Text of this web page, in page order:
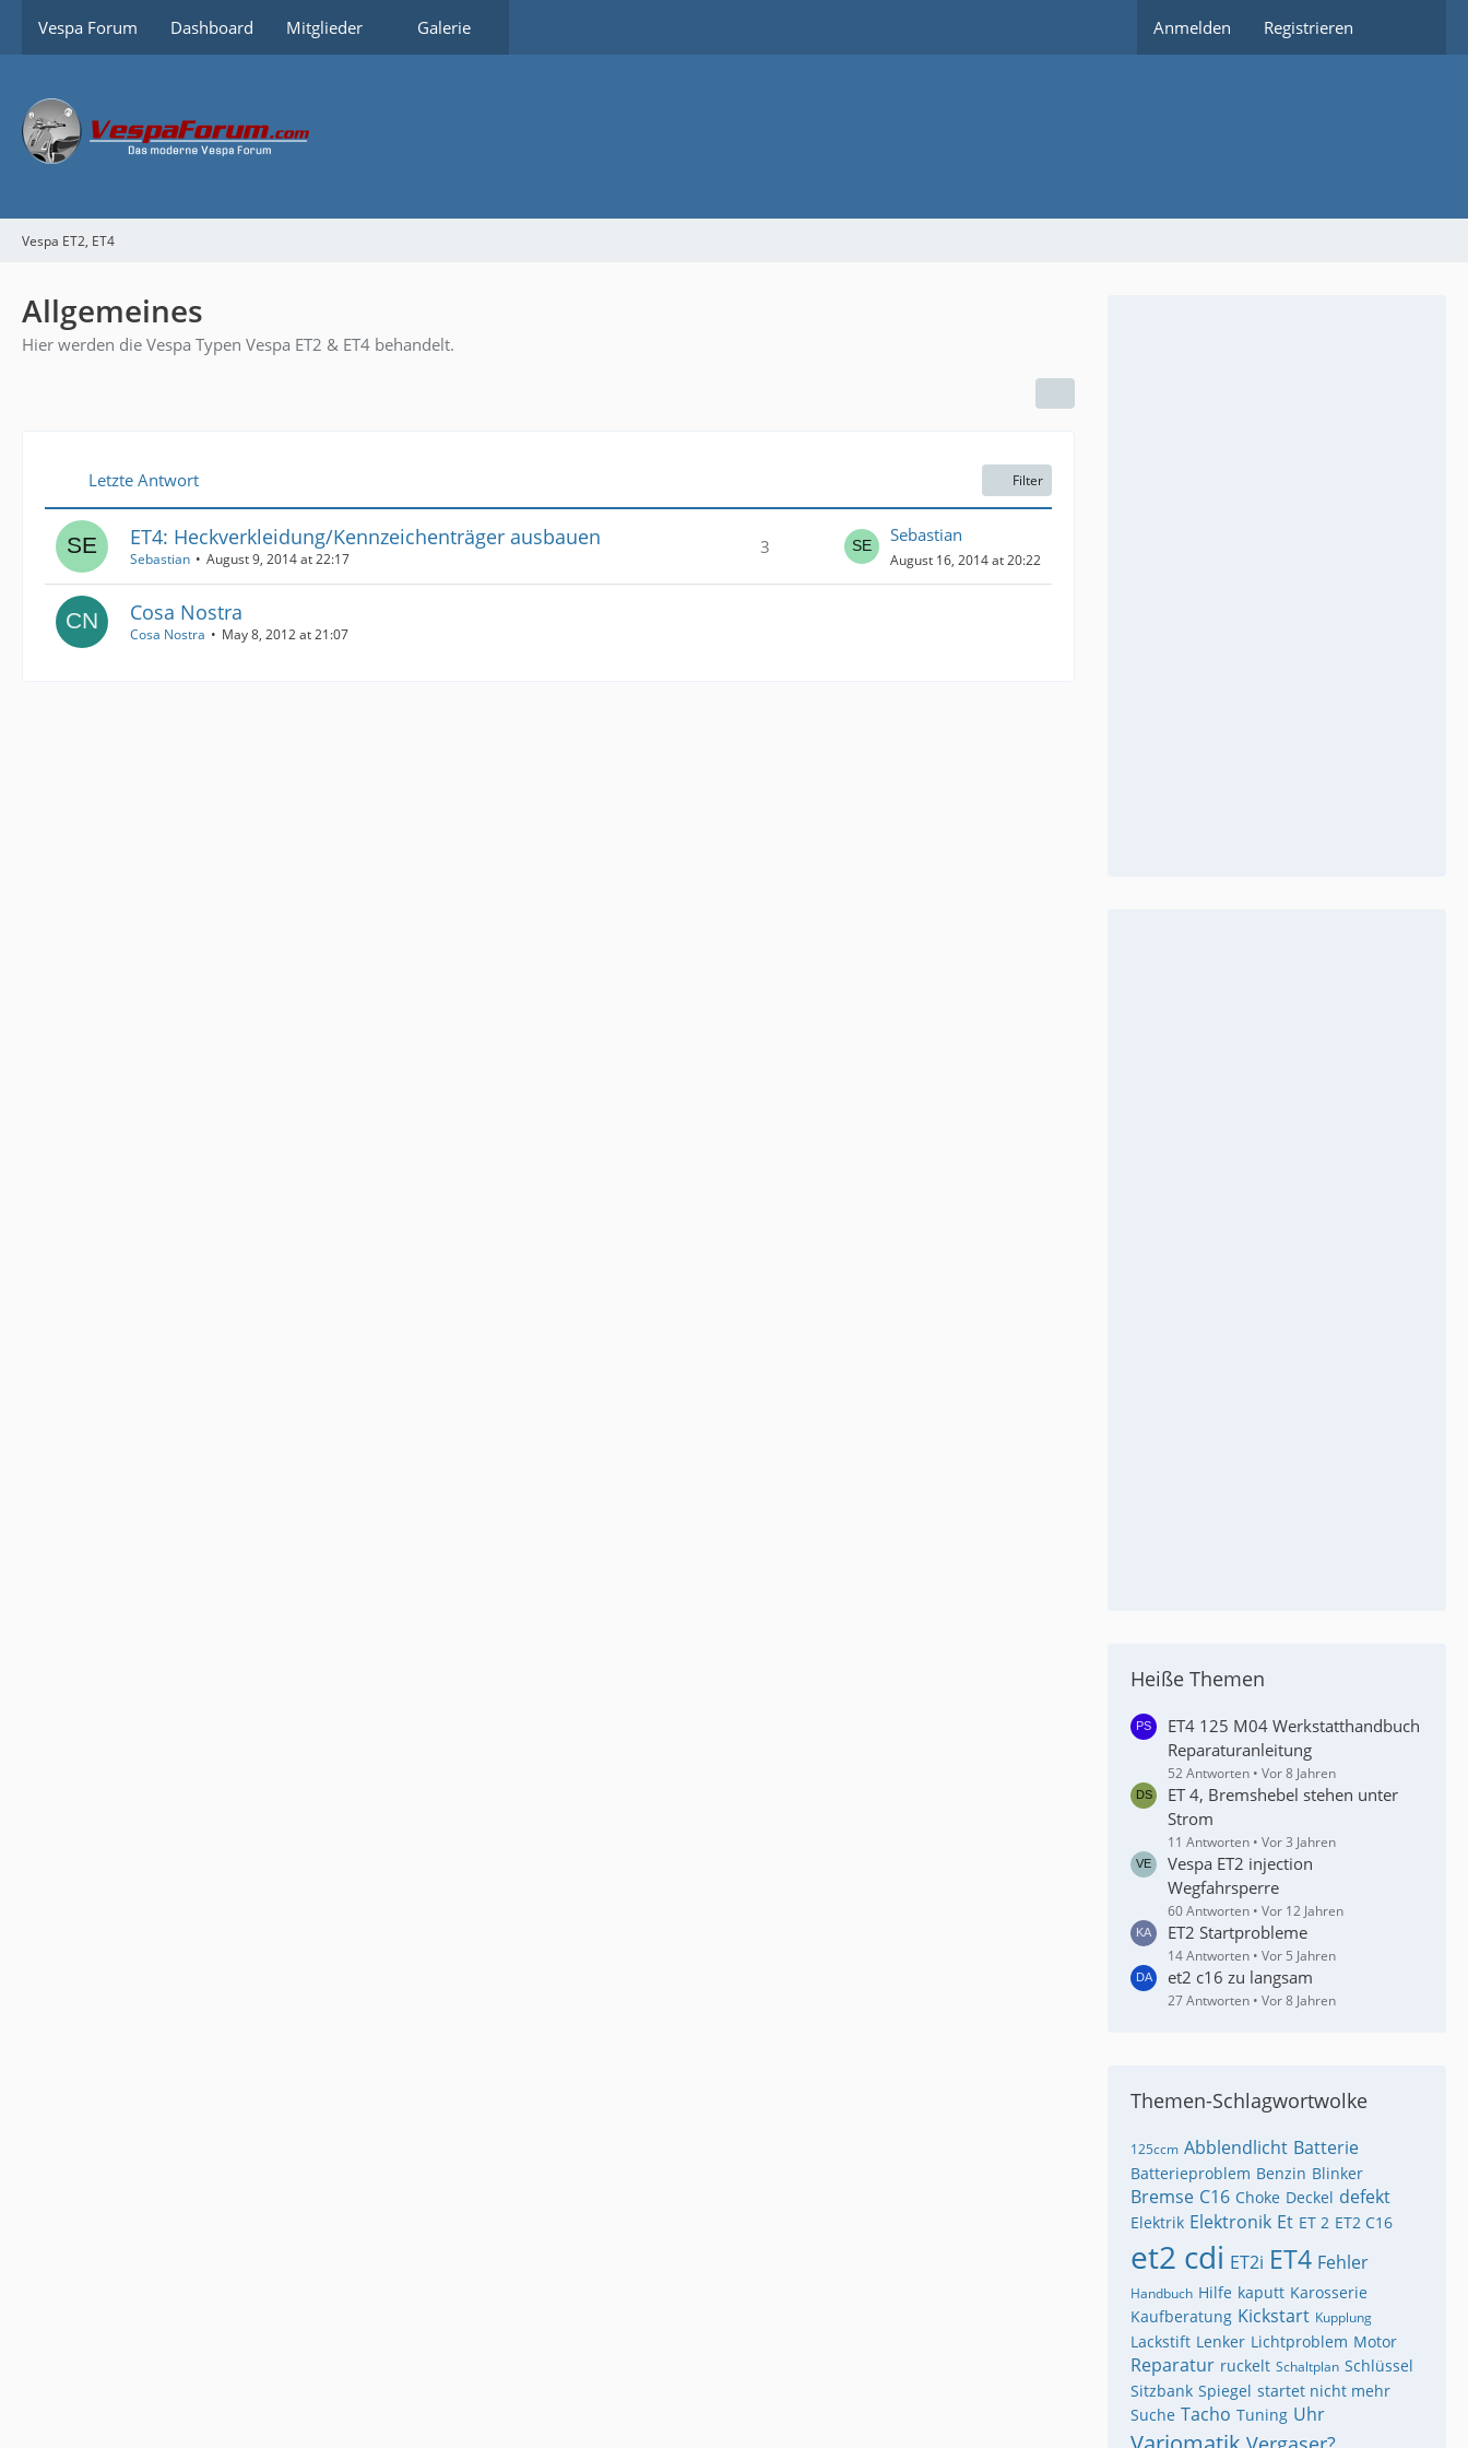
Vespa Forum Dashboard Mitglieder Galerie Anmelden Registrieren
Vespa ET2, ET4
Allgemeines
Hier werden die Vespa Typen Vespa ET2 & ET4 behandelt.
Letzte Antwort Filter
ET4: Heckverkleidung/Kennzeichenträger ausbauen
Sebastian August 9, 2014 at 22:17
3
Sebastian
August 16, 2014 at 20:22
Cosa Nostra
Cosa Nostra May 8, 2012 at 21:07
Heiße Themen
ET4 125 M04 Werkstatthandbuch
Reparaturanleitung
52 Antworten Vor 8 Jahren
ET 4, Bremshebel stehen unter
Strom
11 Antworten Vor 3 Jahren
Vespa ET2 injection
Wegfahrsperre
60 Antworten Vor 12 Jahren
ET2 Startprobleme
14 Antworten Vor 5 Jahren
et2 c16 zu langsam
27 Antworten Vor 8 Jahren
Themen-Schlagwortwolke
125ccm Abblendlicht Batterie
Batterieproblem Benzin Blinker
Bremse C16 Choke Deckel defekt
Elektrik Elektronik Et ET 2 ET2 C16
et2 cdi ET2i ET4 Fehler
Handbuch Hilfe kaputt Karosserie
Kaufberatung Kickstart Kupplung
Lackstift Lenker Lichtproblem Motor
Reparatur ruckelt Schaltplan Schlüssel
Sitzbank Spiegel startet nicht mehr
Suche Tacho Tuning Uhr